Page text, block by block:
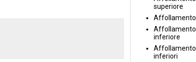
superiore
inferiore
Affollamento
inferiori